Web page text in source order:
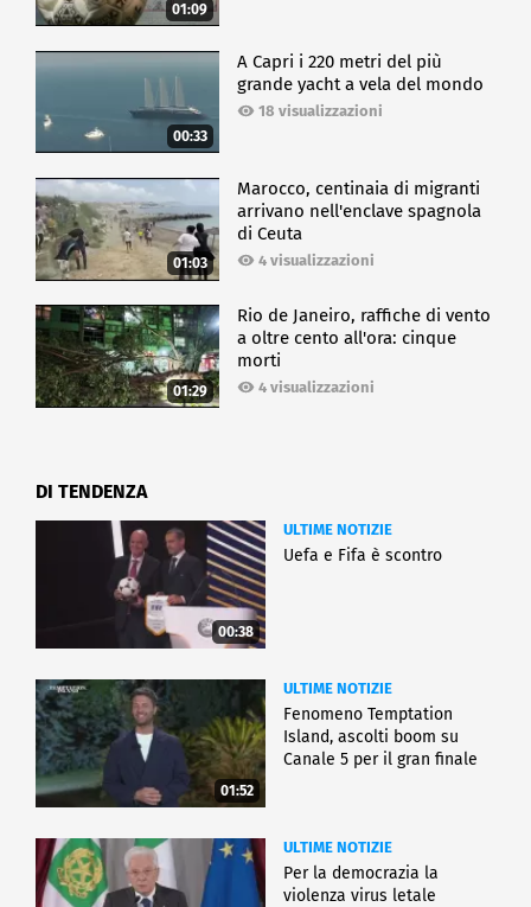
01:09
00:33
A Capri i 220 metri del più
grande yacht a vela del mondo
18 visualizzazioni
01:03
Marocco, centinaia di migranti
arrivano nell'enclave spagnola
di Ceuta
4 visualizzazioni
01:29
Rio de Janeiro, raffiche di vento
a oltre cento all'ora: cinque
morti
4 visualizzazioni
DI TENDENZA
00:38
ULTIME NOTIZIE
Uefa e Fifa è scontro
01:52
ULTIME NOTIZIE
Fenomeno Temptation
Island, ascolti boom su
Canale 5 per il gran finale
ULTIME NOTIZIE
Per la democrazia la
violenza virus letale